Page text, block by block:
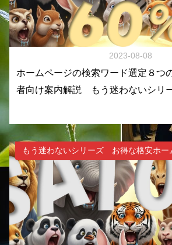
2023-08-08
ホームページの検索ワード選定８
者向け案内解説 もう迷わないシリ
もう迷わないシリーズ お得な格安ホー